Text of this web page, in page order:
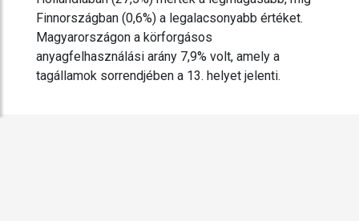
Finnországban (0,6%) a legalacsonyabb értéket.
Magyarországon a körforgásos
anyagfelhasználási arány 7,9% volt, amely a
tagállamok sorrendjében a 13. helyet jelenti.